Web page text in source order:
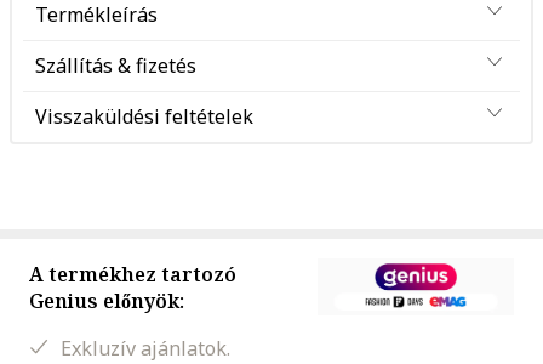
Termékleírás
Szállítás & fizetés
Visszaküldési feltételek
A termékhez tartozó
Genius előnyök:
Exkluzív ajánlatok.